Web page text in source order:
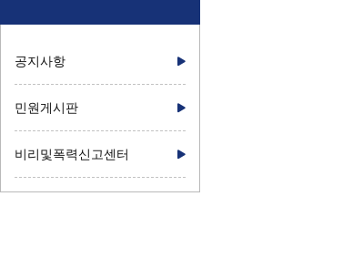
공지사항
민원게시판
비리및폭력신고센터